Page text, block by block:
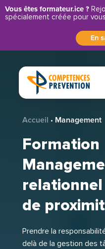
Vous êtes formateur.ice ?
spécialement créée pour
En
Accueil • Management
Formation
de
Prendre la
delà de la gestion des
Panneau de gestion des